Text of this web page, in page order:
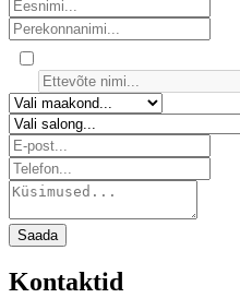
Saada
Kontaktid